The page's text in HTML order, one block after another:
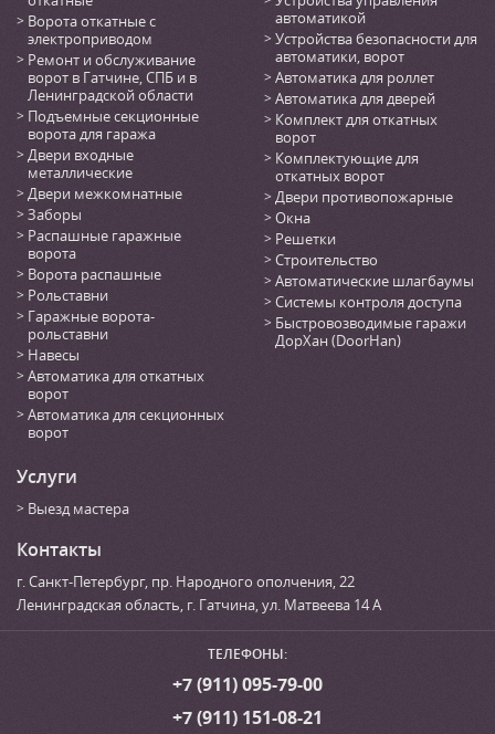
Ворота откатные с
электроприводом
Ремонт и обслуживание
ворот в Гатчине, СПБ и в
Ленинградской области
Подъемные секционные
ворота для гаража
Двери входные
металлические
Двери межкомнатные
Заборы
Распашные гаражные
ворота
Ворота распашные
Рольставни
Гаражные ворота-
рольставни
Навесы
Автоматика для откатных
ворот
Автоматика для секционных
ворот
автоматикой
Устройства безопасности для
автоматики, ворот
Автоматика для роллет
Автоматика для дверей
Комплект для откатных
ворот
Комплектующие для
откатных ворот
Двери противопожарные
Окна
Решетки
Строительство
Автоматические шлагбаумы
Системы контроля доступа
Быстровозводимые гаражи
ДорХан (DoorHan)
Услуги
Выезд мастера
Контакты
г. Санкт-Петербург, пр. Народного ополчения, 22
Ленинградская область, г. Гатчина,ул. Матвеева 14 А
ТЕЛЕФОНЫ:
+7 (911) 095-79-00
+7 (911) 151-08-21